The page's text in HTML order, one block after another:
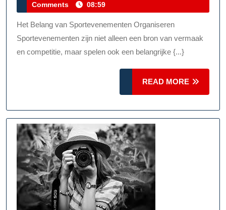
Voor
De
juli
2026
Comments
08:59
Het Belang van Sportevenementen Organiseren
Sportevenementen zijn niet alleen een bron van vermaak
en competitie, maar spelen ook een belangrijke {...}
READ MORE
MORE